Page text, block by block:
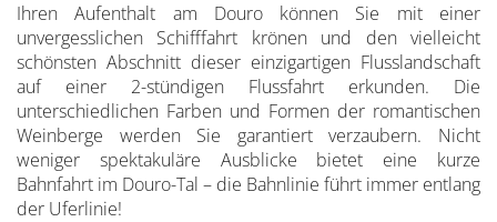
Ihren Aufenthalt am Douro können Sie mit einer
unvergesslichen Schifffahrt krönen und den vielleicht
schönsten Abschnitt dieser einzigartigen Flusslandschaft
auf einer 2-stündigen Flussfahrt erkunden. Die
unterschiedlichen Farben und Formen der romantischen
Weinberge werden Sie garantiert verzaubern. Nicht
weniger spektakuläre Ausblicke bietet eine kurze
Bahnfahrt im Douro-Tal – die Bahnlinie führt immer entlang
der Uferlinie!